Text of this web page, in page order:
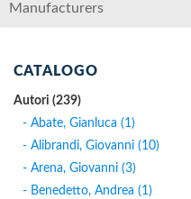
Manufacturers
CATALOGO
Autori (239)
- Abate, Gianluca (1)
- Alibrandi, Giovanni (10)
- Arena, Giovanni (3)
- Benedetto, Andrea (1)